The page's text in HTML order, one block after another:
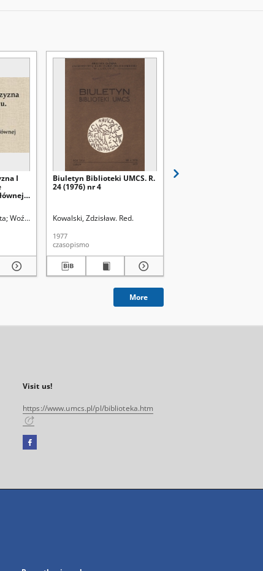
I
Woźniak, Barbara Omes, Andrzej. Fot.
Biuletyn Biblioteki UMCS. R.
24 (1976) nr 4
Kowalski, Zdzisław. Red.
1977
czasopismo
More
Visit us!
https://www.umcs.pl/pl/biblioteka.htm
Facebook
open